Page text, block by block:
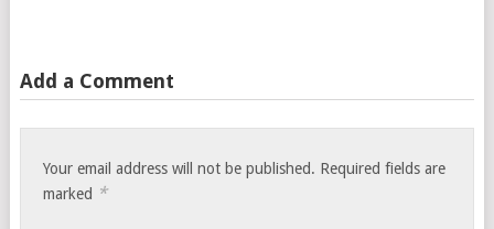
Add a Comment
Your email address will not be published. Required fields are
marked *